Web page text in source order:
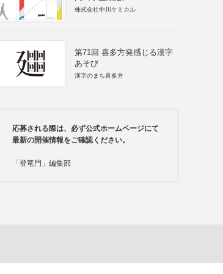
株式会社中川ケミカル
第71回 喜多方発感じる漢字
あそび
漢字のまち喜多方
応募される際は、必ず公式ホームページにて
最新の開催情報をご確認ください。
「登竜門」編集部